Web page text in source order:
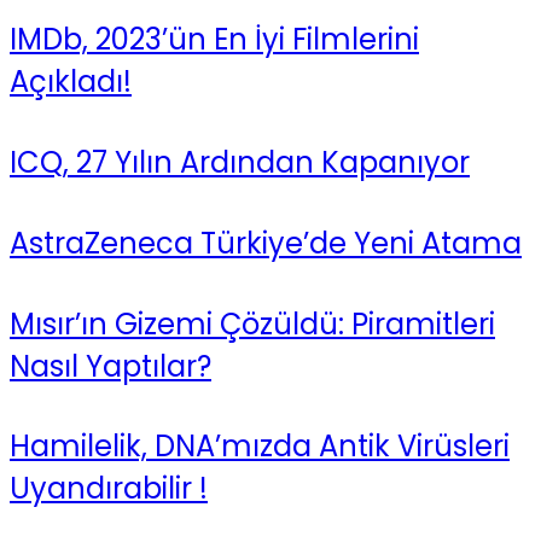
IMDb, 2023’ün En İyi Filmlerini
Açıkladı!
ICQ, 27 Yılın Ardından Kapanıyor
AstraZeneca Türkiye’de Yeni Atama
Mısır’ın Gizemi Çözüldü: Piramitleri
Nasıl Yaptılar?
Hamilelik, DNA’mızda Antik Virüsleri
Uyandırabilir !